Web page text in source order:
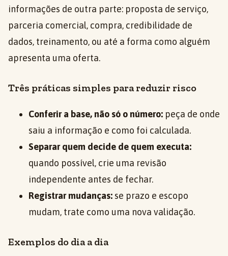
informações de outra parte: proposta de serviço,
parceria comercial, compra, credibilidade de
dados, treinamento, ou até a forma como alguém
apresenta uma oferta.
Três práticas simples para reduzir risco
Conferir a base, não só o número: peça de onde
saiu a informação e como foi calculada.
Separar quem decide de quem executa:
quando possível, crie uma revisão
independente antes de fechar.
Registrar mudanças: se prazo e escopo
mudam, trate como uma nova validação.
Exemplos do dia a dia